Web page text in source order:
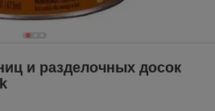
и разделочных досок